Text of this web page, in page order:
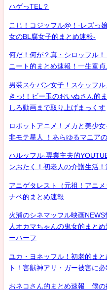
ハゲっTEL？
こじ！コジッフル@！-レズっ
女のBL腐女子的まとめ速報-
何だ！何が？真・シロッフ
ニート的まとめ速報！一生童貞
男装スケバン女子！スケッフ
きっ!！ビー玉のおいぬさん的
しろ動画まで取り上げまっくす
ロボットアニメ！メカと美少
非モテ星人 ！あらゆるマニア
ハルッフル-専業主夫的
ンおたく！初老人の介護生活
アニゲタレスト（元祖！アニ
ナベ的まとめ速報
火浦のシネマッフル映画
人オカマちゃんの鬼女的まと
ーハーフ
ユカ・ヨネッフル！初老的ま
ト！害獣神アリ・ガー被害に
おネコさん的まとめ速報 僕の